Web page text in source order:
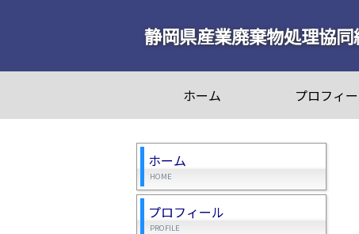
静岡県産業廃棄物処理協同
ホーム プロフィ
ホーム
HOME
プロフィール
PROFILE